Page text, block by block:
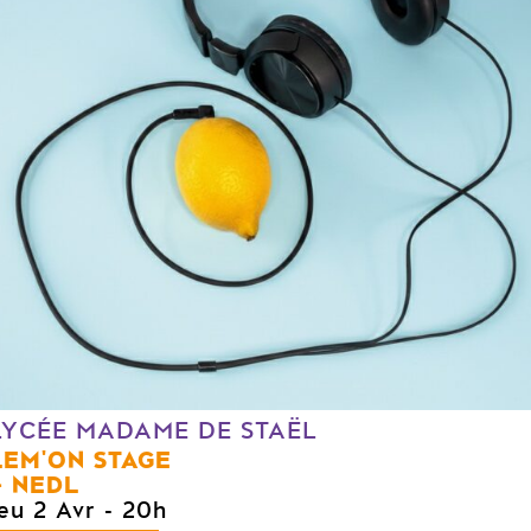
MADAME DE STAËL
STAGE
NEDL
2 Avr - 20h